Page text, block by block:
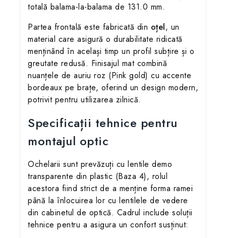
totală balama-la-balama de 131.0 mm.
Partea frontală este fabricată din oțel, un
material care asigură o durabilitate ridicată
menținând în același timp un profil subțire și o
greutate redusă. Finisajul mat combină
nuanțele de auriu roz (Pink gold) cu accente
bordeaux pe brațe, oferind un design modern,
potrivit pentru utilizarea zilnică.
Specificații tehnice pentru
montajul optic
Ochelarii sunt prevăzuți cu lentile demo
transparente din plastic (Baza 4), rolul
acestora fiind strict de a menține forma ramei
până la înlocuirea lor cu lentilele de vedere
din cabinetul de optică. Cadrul include soluții
tehnice pentru a asigura un confort susținut: